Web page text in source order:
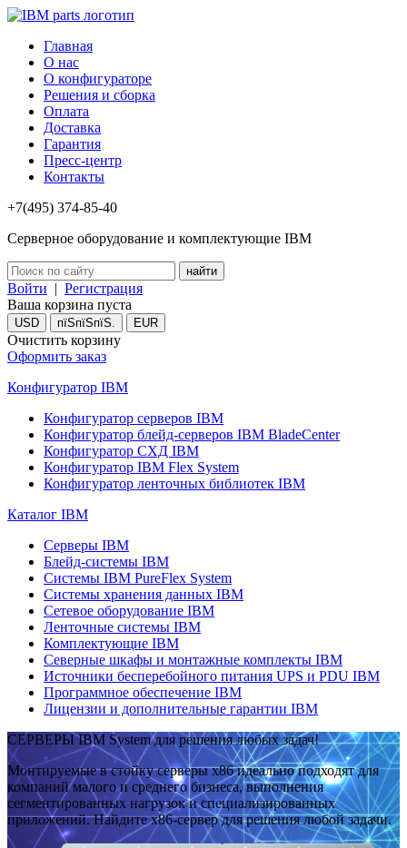
Главная
О нас
О конфигураторе
Решения и сборка
Оплата
Доставка
Гарантия
Пресс-центр
Контакты
+7(495) 374-85-40
Серверное оборудование и комплектующие IBM
Войти | Регистрация
Ваша корзина пуста
USD пїЅпїЅпїЅ. EUR
Очистить корзину
Оформить заказ
Конфигуратор IBM
Конфигуратор серверов IBM
Конфигуратор блейд-серверов IBM BladeCenter
Конфигуратор СХД IBM
Конфигуратор IBM Flex System
Конфигуратор ленточных библиотек IBM
Каталог IBM
Серверы IBM
Блейд-системы IBM
Системы IBM PureFlex System
Системы хранения данных IBM
Сетевое оборудование IBM
Ленточные системы IBM
Комплектующие IBM
Северные шкафы и монтажные комплекты IBM
Источники бесперебойного питания UPS и PDU IBM
Программное обеспечение IBM
Лицензии и дополнительные гарантии IBM
СЕРВЕРЫ IBM System для решения любых задач!
Монтируемые в стойку серверы x86 идеально подходят для
компаний малого и среднего бизнеса, выполнения
сегментированных нагрузок и специализированных
приложений. Найдите x86-сервер для решения любой задачи.